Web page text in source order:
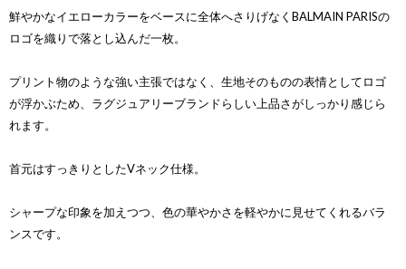
鮮やかなイエローカラーをベースに全体へさりげなくBALMAIN PARISの
ロゴを織りで落とし込んだ一枚。
プリント物のような強い主張ではなく、生地そのものの表情としてロゴ
が浮かぶため、ラグジュアリーブランドらしい上品さがしっかり感じら
れます。
首元はすっきりとしたVネック仕様。
シャープな印象を加えつつ、色の華やかさを軽やかに見せてくれるバラ
ンスです。